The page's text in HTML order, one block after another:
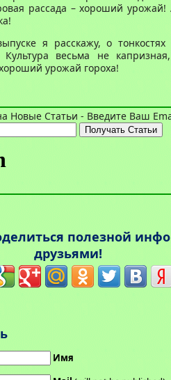
рассада – хороший
я расскажу, о тонкостях
Культура весьма не
урожай гороха!
Новые Статьи - Введите Ваш
полезной
друзьями!
Имя